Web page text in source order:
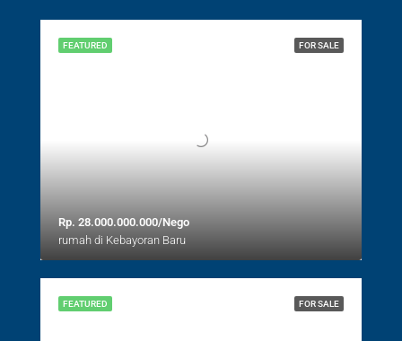
FOR SALE
FEATURED
Rp. 28.000.000.000/Nego
rumah di Kebayoran Baru
FOR SALE
FEATURED